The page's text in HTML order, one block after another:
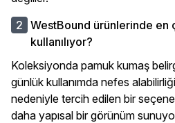
WestBound ürünlerinde en
kullanılıyor?
Koleksiyonda pamuk kumaş
günlük kullanımda nefes
nedeniyle tercih edilen bir
daha yapısal bir görünüm